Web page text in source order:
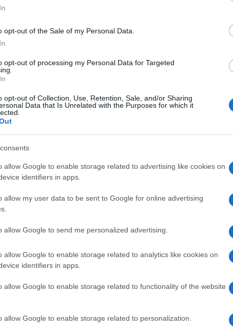
opt-out of the Sale of my Personal Data.
opt-out of processing my Personal Data for Targeted
opt-out of Collection, Use, Retention, Sale, and/or Sharing
Data that Is Unrelated with the Purposes for which it
allow Google to enable storage related to advertising like cookies on
identifiers in apps.
allow my user data to be sent to Google for online advertising
allow Google to send me personalized advertising.
allow Google to enable storage related to analytics like cookies on
identifiers in apps.
allow Google to enable storage related to functionality of the website
allow Google to enable storage related to personalization.
g, Punomasno mlijeko – 600 ml, Kukuruzni škrob – 40 g, Keksići s
g, punomasno mlijeko – 450 ml / 15 fl oz / 1¾ šalice, kukuruzni škrob
čokolada – 100 g / 3,5 oz. Za čokoladni ganache: Tamna
Vrhnje za kuhanje (33% masti) – 100 ml / 3,4 fl oz / ⅓ šalice.